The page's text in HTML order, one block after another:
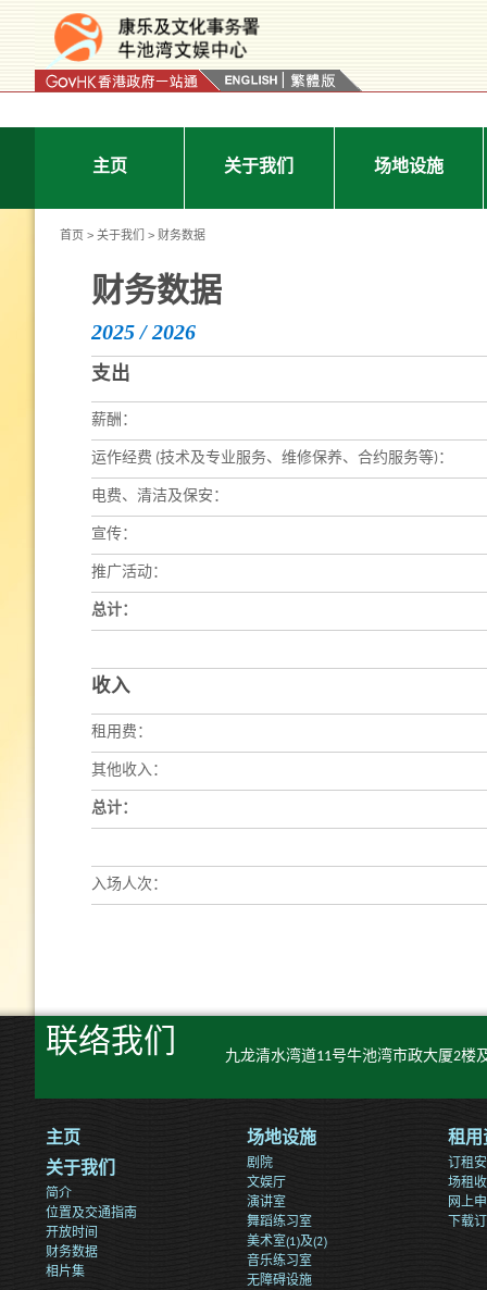
主页 关于我们 场地设施
首页 > 关于我们 > 财务数据
财务数据
2025 / 2026
支出
薪酬：
运作经费 (技术及专业服务、维修保养、合约服务等)：
电费、清洁及保安：
宣传：
推广活动：
总计：
收入
租用费：
其他收入：
总计：
入场人次：
联络我们 九龙清水湾道11号牛池湾市政大厦2楼
主页
关于我们
简介
位置及交通指南
开放时间
财务数据
相片集
场地设施
剧院
文娱厅
演讲室
舞蹈练习室
美术室(1)及(2)
音乐练习室
无障碍设施
租用
订租
场租
网上
下载